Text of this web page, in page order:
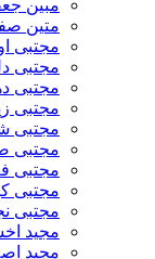
مبین
متین
مجتبی
مجتبی
مجتبی
مجتبی
مجتبی
مجتبی
مجتبی
مجتبی
مجتبی
مجید
مجید